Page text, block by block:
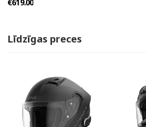
€619.00
Līdzīgas preces